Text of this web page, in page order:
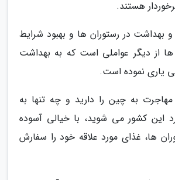
هستند.
و بهداشت در رستوران ها و بهبود شرایط
ها از دیگر عواملی است که به بهداشت
یاری نموده است.
به چین را دارید و چه تنها به
این کشور می شوید، با خیالی آسوده
ها، غذای مورد علاقه خود را سفارش